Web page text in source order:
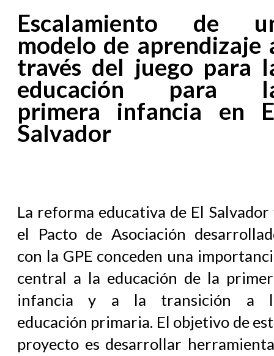
Escalamiento de
modelo de aprendizaje
través del juego para
educación para
primera infancia en
Salvador
La reforma educativa de El Salvador
el Pacto de Asociación
con la GPE conceden una
central a la educación de la
infancia y a la transición a
educación primaria. El objetivo de
proyecto es desarrollar